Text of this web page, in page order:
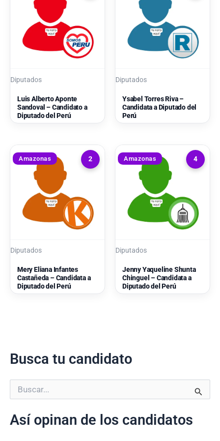
Diputados
Luis Alberto Aponte
Sandoval – Candidato a
Diputado del Perú
Diputados
Ysabel Torres Riva –
Candidata a Diputado del
Perú
2
Amazonas
Diputados
Mery Eliana Infantes
Castañeda – Candidata a
Diputado del Perú
4
Amazonas
Diputados
Jenny Yaqueline Shunta
Chinguel – Candidata a
Diputado del Perú
Busca tu candidato
u
c
Así opinan de los candidatos